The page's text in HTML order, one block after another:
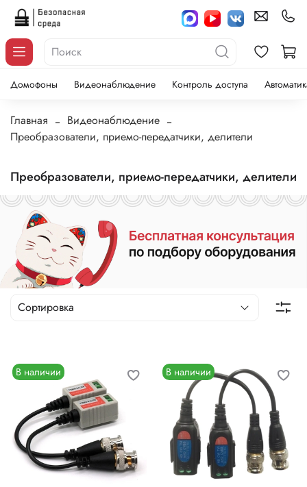
Домофоны Видеонаблюдение Контроль доступа
Главная
Видеонаблюдение
Преобразователи, приемо-передатчики, делители
Преобразователи, приемо-передатчики, делители
В наличии В наличии